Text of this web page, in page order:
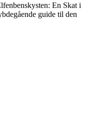
En Skat i
guide til den